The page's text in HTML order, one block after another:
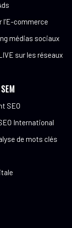
l’E-commerce
médias sociaux
sur les réseaux
SEO
International
de mots clés